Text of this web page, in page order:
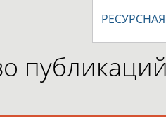
публикаций